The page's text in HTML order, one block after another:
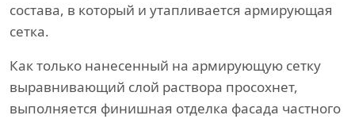
состава, в который и утапливается армирующая
сетка.
Как только нанесенный на армирующую сетку
выравнивающий слой раствора просохнет,
выполняется финишная отделка фасада частного